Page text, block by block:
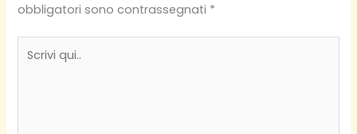
obbligatori sono contrassegnati *
qui..